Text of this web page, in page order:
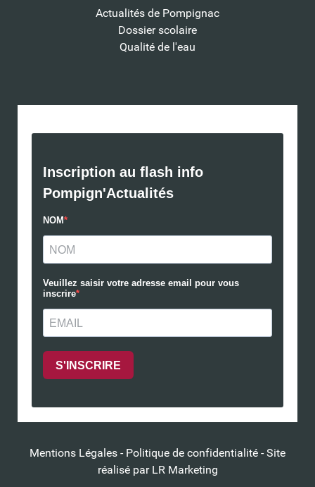
Actualités de Pompignac
Dossier scolaire
Qualité de l'eau
Mentions Légales - Politique de confidentialité - Site
réalisé par LR Marketing